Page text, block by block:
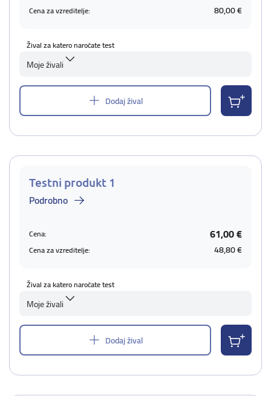
Cena za vzreditelje: 80,00 €
Žival za katero naročate test
Moje živali
Dodaj žival
Testni produkt 1
Podrobno
Cena: 61,00 €
Cena za vzreditelje: 48,80 €
Žival za katero naročate test
Moje živali
Dodaj žival